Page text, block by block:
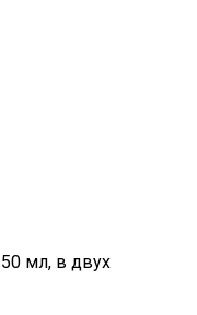
50 мл, в двух